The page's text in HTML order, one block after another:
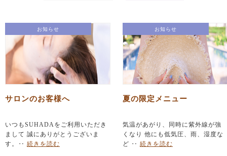
お知らせ
サロンのお客様へ
いつもSUHADAをご利用いただき
まして 誠にありがとうございま
す。‥ 続きを読む
お知らせ
夏の限定メニュー
気温があがり、同時に紫外線が強
くなり 他にも低気圧、雨、湿度な
ど ‥ 続きを読む